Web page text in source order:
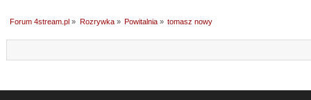
Forum 4stream.pl » Rozrywka» Powitalnia» tomasz nowy